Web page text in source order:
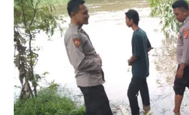
berita
nasional